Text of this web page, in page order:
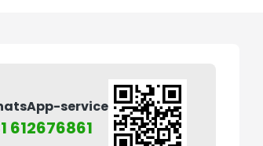
service
612676861